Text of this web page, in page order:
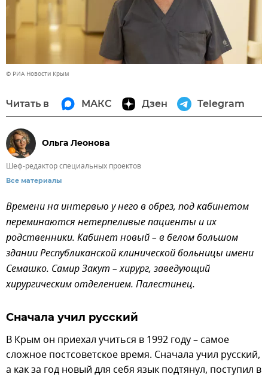
© РИА Новости Крым
Читать в МАКС Дзен Telegram
Ольга Леонова
Шеф-редактор специальных проектов
Все материалы
Времени на интервью у него в обрез, под кабинетом
переминаются нетерпеливые пациенты и их
родственники. Кабинет новый – в белом большом
здании Республиканской клинической больницы имени
Семашко. Самир Закут – хирург, заведующий
хирургическим отделением. Палестинец.
Сначала учил русский
В Крым он приехал учиться в 1992 году – самое
сложное постсоветское время. Сначала учил русский,
а как за год новый для себя язык подтянул, поступил в